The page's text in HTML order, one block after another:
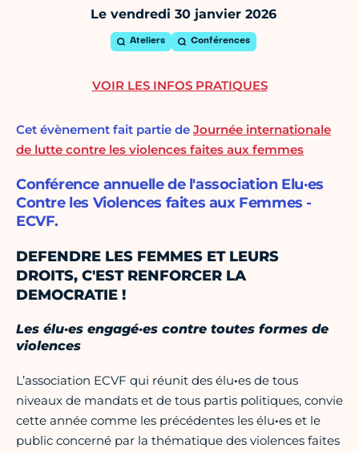
Le vendredi 30 janvier 2026
Ateliers Conférences
Cet évènement fait partie de Journée internationale
de lutte contre les violences faites aux femmes
Conférence annuelle de l'association Elu·es
Contre les Violences faites aux Femmes -
ECVF.
DEFENDRE LES FEMMES ET LEURS
DROITS, C'EST RENFORCER LA
DEMOCRATIE !
Les élu·es engagé·es contre toutes formes de
violences
L’association ECVF qui réunit des élu·es de tous
niveaux de mandats et de tous partis politiques, convie
cette année comme les précédentes les élu·es et le
public concerné par la thématique des violences faites
VOIR LES INFOS PRATIQUES